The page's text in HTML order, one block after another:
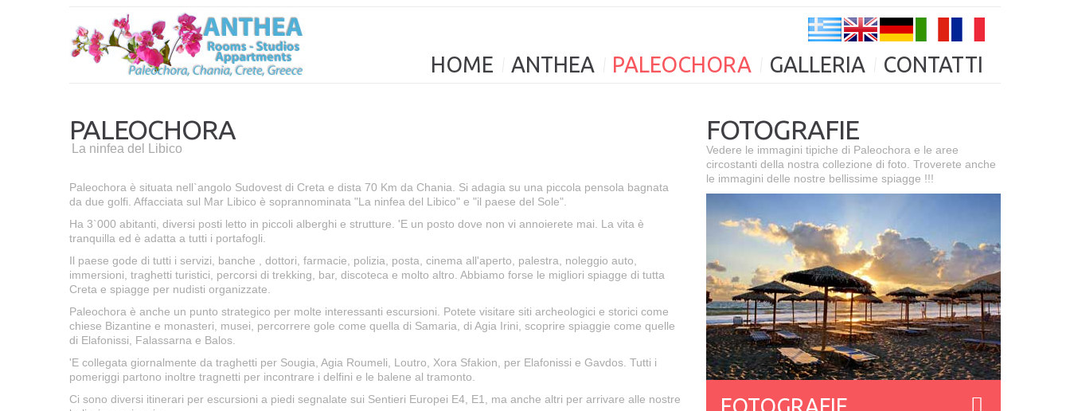
HOME ANTHEA PALEOCHORA GALLERIA CONTATTI
PALEOCHORA
La ninfea del Libico
Paleochora è situata nell`angolo Sudovest di Creta e dista 70 Km da Chania. Si adagia su una piccola pensola bagnata
da due golfi. Affacciata sul Mar Libico è soprannominata "La ninfea del Libico" e "il paese del Sole".
Ha 3`000 abitanti, diversi posti letto in piccoli alberghi e strutture. 'E un posto dove non vi annoierete mai. La vita è
tranquilla ed è adatta a tutti i portafogli.
Il paese gode di tutti i servizi, banche , dottori, farmacie, polizia, posta, cinema all'aperto, palestra, noleggio auto,
immersioni, traghetti turistici, percorsi di trekking, bar, discoteca e molto altro. Abbiamo forse le migliori spiagge di tutta
Creta e spiagge per nudisti organizzate.
Paleochora è anche un punto strategico per molte interessanti escursioni. Potete visitare siti archeologici e storici come
chiese Bizantine e monasteri, musei, percorrere gole come quella di Samaria, di Agia Irini, scoprire spiaggie come quelle
di Elafonissi, Falassarna e Balos.
'E collegata giornalmente da traghetti per Sougia, Agia Roumeli, Loutro, Xora Sfakion, per Elafonissi e Gavdos. Tutti i
pomeriggi partono inoltre tragnetti per incontrare i delfini e le balene al tramonto.
Ci sono diversi itinerari per escursioni a piedi segnalate sui Sentieri Europei E4, E1, ma anche altri per arrivare alle nostre
FOTOGRAFIE
Vedere le immagini tipiche di Paleochora e le aree
circostanti della nostra collezione di foto. Troverete anche
le immagini delle nostre bellissime spiagge !!!
FOTOGRAFIE